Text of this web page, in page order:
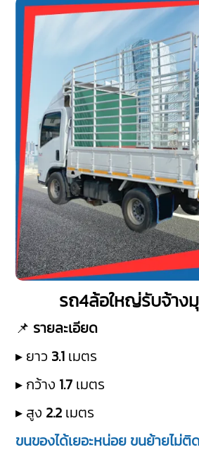
รถ4ล้อใหญ่รับจ้าง
📌 รายละเอียด
▸ ยาว 3.1 เมตร
▸ กว้าง 1.7 เมตร
▸ สูง 2.2 เมตร
ขนของได้เยอะหน่อย ขนย้ายไม่ติ